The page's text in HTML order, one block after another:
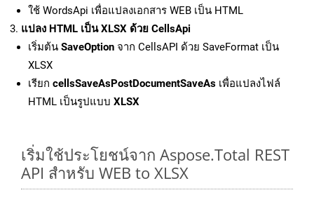
ใช้ WordsApi เพื่อแปลงเอกสาร WEB เป็น HTML
แปลง HTML เป็น XLSX ด้วย CellsApi
เริ่มต้น SaveOption จาก CellsAPI ด้วย SaveFormat เป็น
XLSX
เรียก cellsSaveAsPostDocumentSaveAs เพื่อแปลงไฟล์
HTML เป็นรูปแบบ XLSX
เริ่มใช้ประโยชน์จาก Aspose.Total REST
API สำหรับ WEB to XLSX